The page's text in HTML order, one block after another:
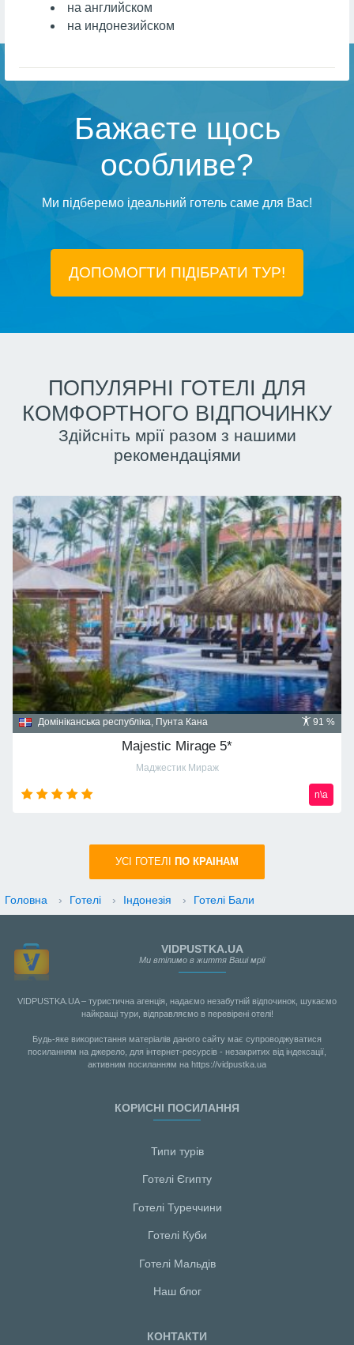
на английском
на индонезийском
Бажаєте щось
особливе?
Ми підберемо ідеальний готель саме для Вас!
ДОПОМОГТИ ПІДIБРАТИ ТУР!
ПОПУЛЯРНІ ГОТЕЛІ ДЛЯ
КОМФОРТНОГО ВІДПОЧИНКУ
Здійсніть мрії разом з нашими
рекомендаціями
91 %
Домініканська республіка, Пунта Кана
Majestic Mirage 5*
Маджестик Мираж
n\a
УСI ГОТЕЛІ ПО КРАIНАМ
Головна › Готелі › Індонезія › Готелі Бали
VIDPUSTKA.UA
Ми втілимо в життя Ваші мрії
VIDPUSTKA.UA – туристична агенція, надаємо незабутній відпочинок, шукаємо
найкращі тури, відправляємо в перевірені отелі!
Будь-яке використання матеріалів даного сайту має супроводжуватися
посиланням на джерело, для інтернет-ресурсів - незакритих від індексації,
активним посиланням на https://vidpustka.ua
КОРИСНІ ПОСИЛАННЯ
Типи турів
Готелі Єгипту
Готелі Туреччини
Готелі Куби
Готелі Мальдiв
Наш блог
КОНТАКТИ